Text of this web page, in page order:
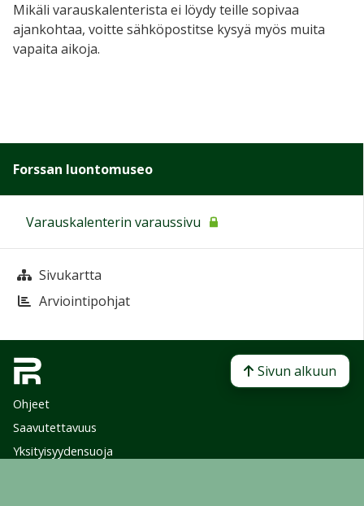
Mikäli varauskalenterista ei löydy teille sopivaa
ajankohtaa, voitte sähköpostitse kysyä myös muita
vapaita aikoja.
Forssan luontomuseo
Varauskalenterin varaussivu
Sivukartta
Arviointipohjat
Ohjeet
Saavutettavuus
Yksityisyydensuoja
Sivun alkuun